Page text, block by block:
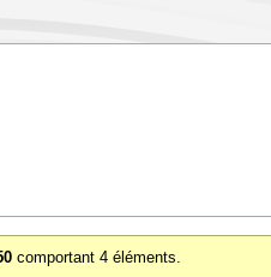
comportant 4 éléments.